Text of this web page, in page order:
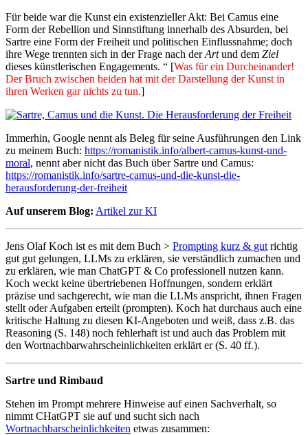
Für beide war die Kunst ein existenzieller Akt: Bei Camus eine
Form der Rebellion und Sinnstiftung innerhalb des Absurden, bei
Sartre eine Form der Freiheit und politischen Einflussnahme; doch
ihre Wege trennten sich in der Frage nach derArtund dem Ziel
dieses künstlerischen Engagements. “ [Was für ein Durcheinander!
Der Bruch zwischen beiden hat mit der Darstellung der Kunst in
ihren Werken gar nichts zu tun.]
Immerhin, Google nennt als Beleg für seine Ausführungen den Link
zu meinem Buch: https://romanistik.info/albert-camus-kunst-und-
moral, nennt aber nicht das Buch über Sartre und Camus:
https://romanistik.info/sartre-camus-und-die-kunst-die-
herausforderung-der-freiheit
Auf unserem Blog: Artikel zur KI
Jens Olaf Koch ist es mit dem Buch > Prompting kurz & gut richtig
gut gut gelungen, LLMs zu erklären, sie verständlich zumachen und
zu erklären, wie man ChatGPT & Co professionell nutzen kann.
Koch weckt keine übertriebenen Hoffnungen, sondern erklärt
präzise und sachgerecht, wie man die LLMs anspricht, ihnen Fragen
stellt oder Aufgaben erteilt (prompten). Koch hat durchaus auch eine
kritische Haltung zu diesen KI-Angeboten und weiß, dass z.B. das
Reasoning (S. 148) noch fehlerhaft ist und auch das Problem mit
den Wortnachbarwahrscheinlichkeiten erklärt er (S. 40 ff.).
Sartre und Rimbaud
Stehen im Prompt mehrere Hinweise auf einen Sachverhalt, so
nimmt CHatGPT sie auf und sucht sich nach
Wortnachbarscheinlichkeiten etwas zusammen: